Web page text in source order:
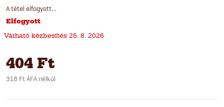
A tétel elfogyott…
Elfogyott
25. 8. 2026
404 Ft
318 Ft ÁFA nélkül